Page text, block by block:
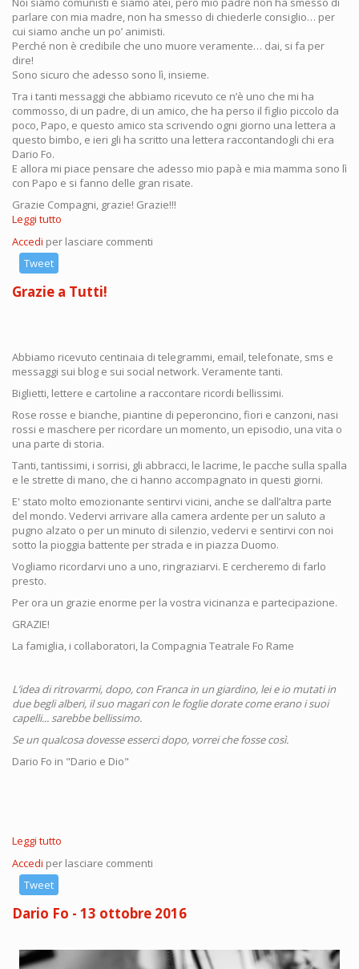
parlare con mia madre, non ha smesso di chiederle consiglio… per
cui siamo anche un po’ animisti.
Perché non è credibile che uno muore veramente… dai, si fa per
dire!
Sono sicuro che adesso sono lì, insieme.
Tra i tanti messaggi che abbiamo ricevuto ce n’è uno che mi ha
commosso, di un padre, di un amico, che ha perso il figlio piccolo da
poco, Papo, e questo amico sta scrivendo ogni giorno una lettera a
questo bimbo, e ieri gli ha scritto una lettera raccontandogli chi era
Dario Fo.
E allora mi piace pensare che adesso mio papà e mia mamma sono lì
con Papo e si fanno delle gran risate.
Grazie Compagni, grazie! Grazie!!!
Leggi tutto
Petrini
Fo
ottobre
2016
Accedi per lasciare commenti
Tweet
Grazie a Tutti!
Abbiamo ricevuto centinaia di telegrammi, email, telefonate, sms e
messaggi sui blog e sui social network. Veramente tanti.
Biglietti, lettere e cartoline a raccontare ricordi bellissimi.
Rose rosse e bianche, piantine di peperoncino, fiori e canzoni, nasi
rossi e maschere per ricordare un momento, un episodio, una vita o
una parte di storia.
Tanti, tantissimi, i sorrisi, gli abbracci, le lacrime, le pacche sulla spalla
e le strette di mano, che ci hanno accompagnato in questi giorni.
E' stato molto emozionante sentirvi vicini, anche se dall’altra parte
del mondo. Vedervi arrivare alla camera ardente per un saluto a
pugno alzato o per un minuto di silenzio, vedervi e sentirvi con noi
sotto la pioggia battente per strada e in piazza Duomo.
Vogliamo ricordarvi uno a uno, ringraziarvi. E cercheremo di farlo
presto.
Per ora un grazie enorme per la vostra vicinanza e partecipazione.
GRAZIE!
La famiglia, i collaboratori, la Compagnia Teatrale Fo Rame
L’idea di ritrovarmi, dopo, con Franca in un giardino, lei e io mutati in
due begli alberi, il suo magari con le foglie dorate come erano i suoi
capelli... sarebbe bellissimo.
Se un qualcosa dovesse esserci dopo, vorrei che fosse così.
Dario Fo in "Dario e Dio"
Leggi tutto
a
Accedi per lasciare commenti
Tweet
Dario Fo - 13 ottobre 2016